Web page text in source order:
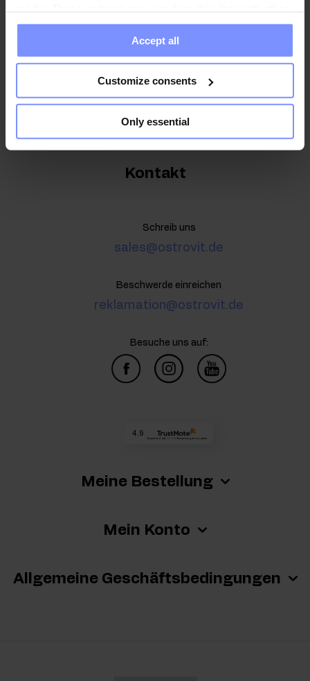
information you have provided to them or that they have
collected when you use their services. Do you agree?
Accept all
Customize consents
Only essential
Ich stimme der Datenverarbeitung gemäß der
Meine Bestellung
Mein Konto
Allgemeine Geschäftsbedingungen
Kontakt
Schreib uns
sales@ostrovit.de
Beschwerde einreichen
reklamation@ostrovit.de
Besuche uns auf:
4.9
Basierend auf 73 313 Bewertungen von jeher